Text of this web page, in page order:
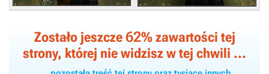
Zostało jeszcze62% zawartości tej
strony, której nie widzisz w tej chwili ...